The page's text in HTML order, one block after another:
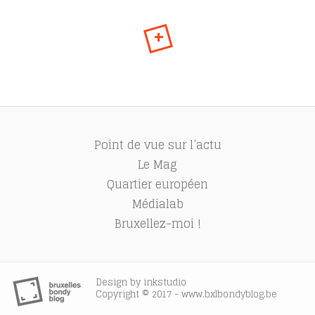
+
Point de vue sur l’actu
Le Mag
Quartier européen
Médialab
Bruxellez-moi !
Design by inkstudio
Copyright © 2017 - www.bxlbondyblog.be